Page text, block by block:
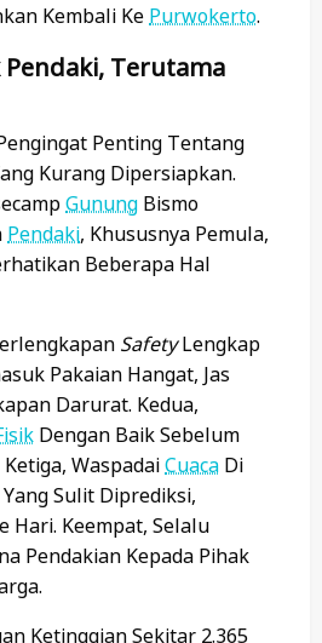
Kembali Ke Purwokerto.
Terutama
Penting Tentang
Kurang Dipersiapkan.
Gunung Bismo
Pendaki, Khususnya Pemula,
Beberapa Hal
SafetyLengkap
Pakaian Hangat, Jas
Darurat. Kedua,
Dengan Baik Sebelum
WaspadaiCuaca Di
Yang Sulit Diprediksi,
Hari. Keempat, Selalu
Pendakian Kepada Pihak
Ketinggian Sekitar 2.365